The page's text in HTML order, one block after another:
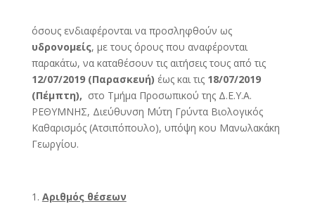
όσους ενδιαφέρονται να προσληφθούν ως
υδρονομείς, με τους όρους που αναφέρονται
παρακάτω, να καταθέσουν τις αιτήσεις τους από τις
12/07/2019 (Παρασκευή) έως και τις 18/07/2019
(Πέμπτη), στο Τμήμα Προσωπικού της Δ.Ε.Υ.Α.
ΡΕΘΥΜΝΗΣ, Διεύθυνση Μύτη Γρύντα Βιολογικός
Καθαρισμός (Ατσιπόπουλο), υπόψη κου Μανωλακάκη
Γεωργίου.
Αριθμός θέσεων